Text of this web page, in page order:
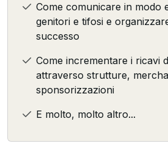
Come comunicare in modo
genitori e tifosi e
successo
Come incrementare i ricavi
attraverso strutture,
sponsorizzazioni
E molto, molto altro...